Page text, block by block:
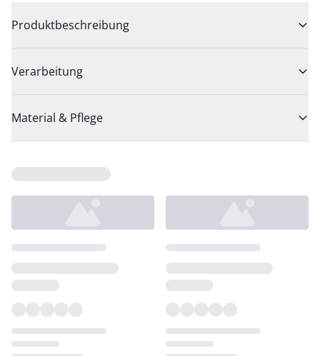
Produktbeschreibung
Verarbeitung
Material & Pflege